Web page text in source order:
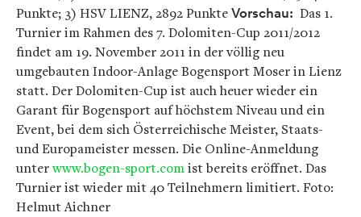
Punkte; 3) HSV LIENZ, 2892 PunkteVorschau: Das 1.
Turnier im Rahmen des 7. Dolomiten-Cup 2011/2012
findet am 19. November 2011 in der völlig neu
umgebauten Indoor-Anlage Bogensport Moser in Lienz
statt. Der Dolomiten-Cup ist auch heuer wieder ein
Garant für Bogensport auf höchstem Niveau und ein
Event, bei dem sich Österreichische Meister, Staats-
und Europameister messen. Die Online-Anmeldung
unterwww.bogen-sport.comist bereits eröffnet. Das
Turnier ist wieder mit 40 Teilnehmern limitiert. Foto:
Helmut Aichner